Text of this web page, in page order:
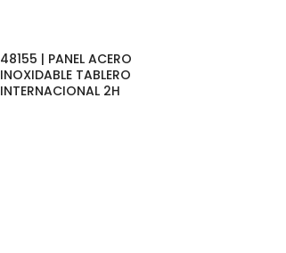
48155 | PANEL ACERO
INOXIDABLE TABLERO
INTERNACIONAL 2H